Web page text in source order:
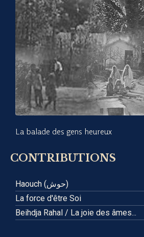
La balade des gens heureux
CONTRIBUTIONS
Haouch (حوش)
La force d'être Soi
Beihdja Rahal / La joie des âmes...